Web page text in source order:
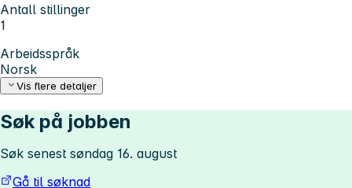
Antall stillinger
1
Arbeidsspråk
Norsk
Vis flere detaljer
Søk på jobben
Søk senest søndag 16. august
Gå til søknad